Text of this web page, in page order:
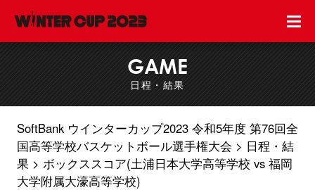
GAME
日程・結果
SoftBank ウインターカップ2023 令和5年度 第76回全
国高等学校バスケットボール選手権大会
日程・結
果
ボックススコア(土浦日本大学高等学校 vs 福岡
大学附属大濠高等学校)